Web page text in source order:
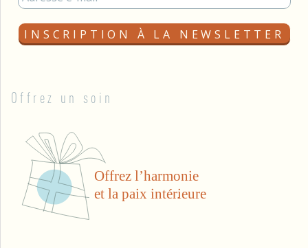
Offrez un soin